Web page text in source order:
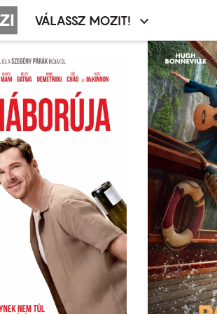
Moziválasztó
menü
VÁLASSZ MOZIT!